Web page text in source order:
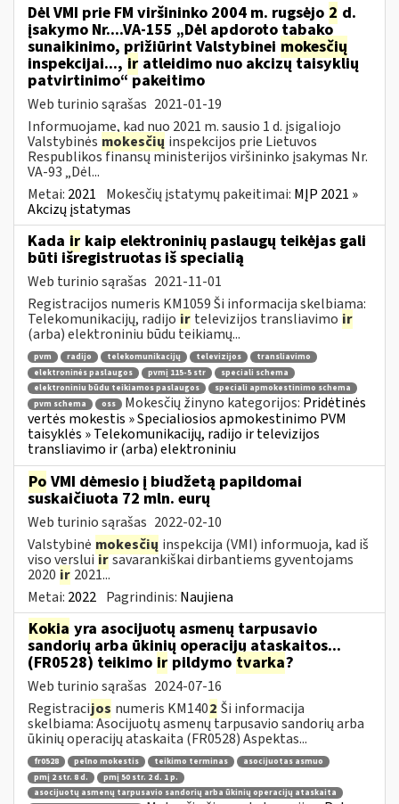
Dėl VMI prie FM viršininko 2004 m. rugsėjo 2 d.
įsakymo Nr....VA-155 „Dėl apdoroto tabako
sunaikinimo, prižiūrint Valstybinei mokesčių
inspekcijai..., ir atleidimo nuo akcizų taisyklių
patvirtinimo“ pakeitimo
Web turinio sąrašas 2021-01-19
Informuojame, kad nuo 2021 m. sausio 1 d. įsigaliojo
Valstybinės mokesčių inspekcijos prie Lietuvos
Respublikos finansų ministerijos viršininko įsakymas Nr.
VA-93 „Dėl...
Metai: 2021 Mokesčių įstatymų pakeitimai: MĮP 2021 »
Akcizų įstatymas
Kada ir kaip elektroninių paslaugų teikėjas gali
būti išregistruotas iš specialią
Web turinio sąrašas 2021-11-01
Registracijos numeris KM1059 Ši informacija skelbiama:
Telekomunikacijų, radijo ir televizijos transliavimo ir
(arba) elektroniniu būdu teikiamų...
pvm radijo telekomunikacijų televizijos
transliavimo
elektroninės paslaugos
pvmį 115-5 str
speciali schema
elektroniniu būdu teikiamos paslaugos
speciali apmokestinimo schema
pvm schema
oss Mokesčių žinyno kategorijos: Pridėtinės
vertės mokestis » Specialiosios apmokestinimo PVM
taisyklės » Telekomunikacijų, radijo ir televizijos
transliavimo ir (arba) elektroniniu
Po VMI dėmesio į biudžetą papildomai
suskaičiuota 72 mln. eurų
Web turinio sąrašas 2022-02-10
Valstybinė mokesčių inspekcija (VMI) informuoja, kad iš
viso versluiirsavarankiškai dirbantiems gyventojams
2020 ir 2021...
Metai: 2022 Pagrindinis: Naujiena
Kokia yra asocijuotų asmenų tarpusavio
sandorių arba ūkinių operacijų ataskaitos...
(FR0528) teikimo ir pildymo tvarka?
Web turinio sąrašas 2024-07-16
Registracijos numeris KM1402 Ši informacija
skelbiama: Asocijuotų asmenų tarpusavio sandorių arba
ūkinių operacijų ataskaita (FR0528) Aspektas...
fr0528 pelno mokestis teikimo terminas
asocijuotas asmuo
pmį 2 str. 8 d.
pmį 50 str. 2 d. 1 p.
asocijuotų asmenų tarpusavio sandorių arba ūkinių operacijų ataskaita